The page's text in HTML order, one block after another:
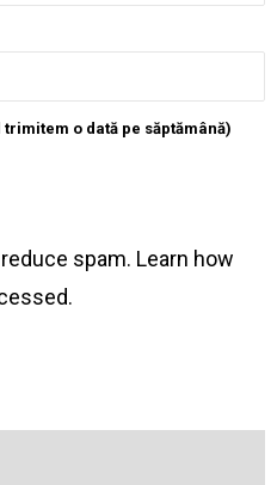
o dată pe săptămână)
spam. Learn how
.